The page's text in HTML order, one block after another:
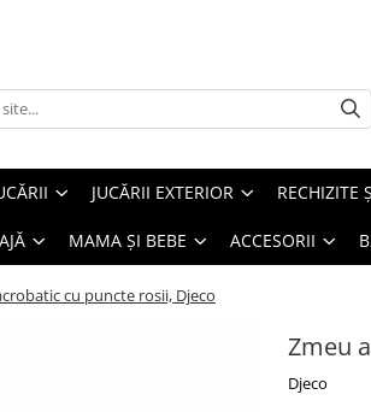
JUCĂRII EXTERIOR RECHIZITE
MAMA ȘI BEBE ACCESORII
cu puncte rosii, Djeco
Zmeu
Djeco